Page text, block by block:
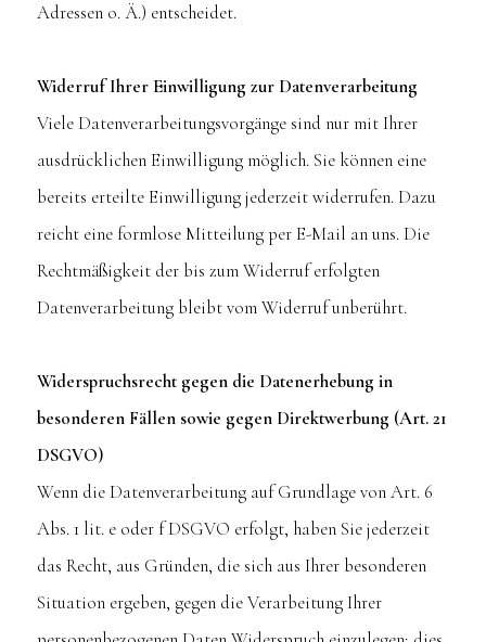
Adressen o. Ä.) entscheidet.
Widerruf Ihrer Einwilligung zur Datenverarbeitung
Viele Datenverarbeitungsvorgänge sind nur mit Ihrer
ausdrücklichen Einwilligung möglich. Sie können eine
bereits erteilte Einwilligung jederzeit widerrufen. Dazu
reicht eine formlose Mitteilung per E-Mail an uns. Die
Rechtmäßigkeit der bis zum Widerruf erfolgten
Datenverarbeitung bleibt vom Widerruf unberührt.
Widerspruchsrecht gegen die Datenerhebung in
besonderen Fällen sowie gegen Direktwerbung (Art. 21
DSGVO)
Wenn die Datenverarbeitung auf Grundlage von Art. 6
Abs. 1 lit. e oder f DSGVO erfolgt, haben Sie jederzeit
das Recht, aus Gründen, die sich aus Ihrer besonderen
Situation ergeben, gegen die Verarbeitung Ihrer